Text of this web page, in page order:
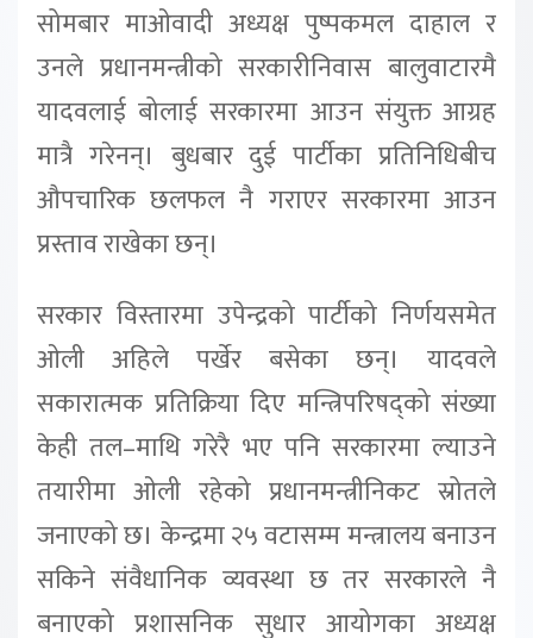
सोमबार माओवादी अध्यक्ष पुष्पकमल दाहाल र
उनले प्रधानमन्त्रीको सरकारीनिवास बालुवाटारमै
यादवलाई बोलाई सरकारमा आउन संयुक्त आग्रह
मात्रै गरेनन्। बुधबार दुई पार्टीका प्रतिनिधिबीच
औपचारिक छलफल नै गराएर सरकारमा आउन
प्रस्ताव राखेका छन्।
सरकार विस्तारमा उपेन्द्रको पार्टीको निर्णयसमेत
ओली अहिले पर्खेर बसेका छन्। यादवले
सकारात्मक प्रतिक्रिया दिए मन्त्रिपरिषद्को संख्या
केही तल–माथि गरेरै भए पनि सरकारमा ल्याउने
तयारीमा ओली रहेको प्रधानमन्त्रीनिकट स्रोतले
जनाएको छ। केन्द्रमा २५ वटासम्म मन्त्रालय बनाउन
सकिने संवैधानिक व्यवस्था छ तर सरकारले नै
बनाएको प्रशासनिक सुधार आयोगका अध्यक्ष